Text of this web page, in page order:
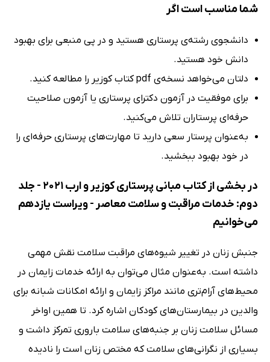
شما مناسب است اگر
دانشجوی رشته‌ی پرستاری هستید و در پی منبعی برای بهبود
دانش خود هستید.
دلتان می‌خواهد نسخه‌ی pdf کتاب کوزیر را مطالعه کنید.
برای موفقیت در آزمون دکترای پرستاری یا آزمون صلاحیت
حرفه‌ای پرستاران تلاش می‌کنید.
به‌عنوان پرستار سعی دارید تا مهارت‌های پرستاری حرفه‌ای را
در خود بهبود ببخشید.
در بخشی از کتاب مبانی پرستاری کوزیر و ارب 2021 - جلد
دوم: خدمات مراقبت و سلامت معاصر - ویراست یازدهم
می‌خوانیم
جنبش زنان در تغییر شیوه‌های مراقبت سلامت نقش مهمی
داشته است. به‌عنوان مثال می‌توان به ارائه خدمات زایمان در
محیط‌های آرام‌تری مانند مراکز زایمان و ارائه امکانات شبانه برای
والدین در بیمارستان‌های کودکان اشاره کرد. تا همین اواخر
مسائل سلامت زنان بر جنبه‌های سلامت باروری تمرکز داشت و
بسیاری از نگرانی‌های سلامت که مختص زنان است را نادیده